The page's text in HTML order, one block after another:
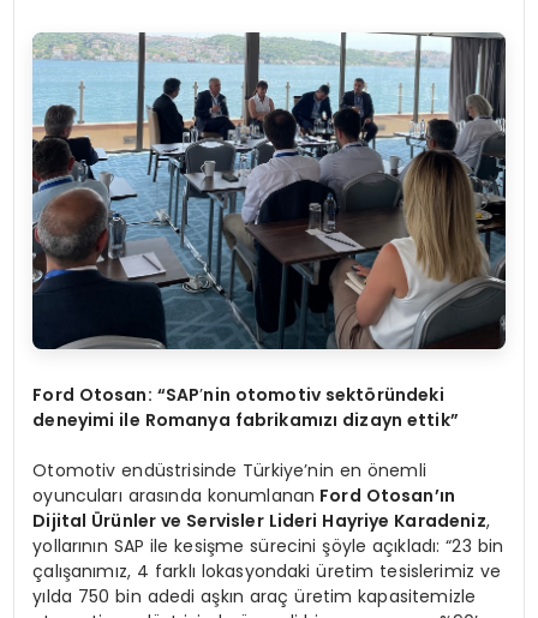
Ford Otosan: “SAP’nin otomotiv sektöründeki
deneyimi ile Romanya fabrikamızı dizayn ettik”
Otomotiv endüstrisinde Türkiye’nin en önemli
oyuncuları arasında konumlanan Ford Otosan’ın
Dijital Ürünler ve Servisler Lideri Hayriye Karadeniz,
yollarının SAP ile kesişme sürecini şöyle açıkladı: “23 bin
çalışanımız, 4 farklı lokasyondaki üretim tesislerimiz ve
yılda 750 bin adedi aşkın araç üretim kapasitemizle